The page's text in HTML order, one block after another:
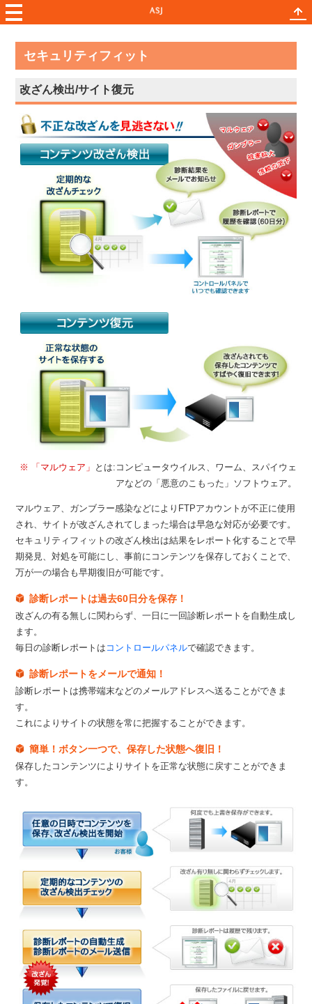
セキュリティフィット
改ざん検出/サイト復元
※ 「マルウェア」 とは:コンピュータウイルス、ワーム、スパイウェ
アなどの「悪意のこもった」ソフトウェア。
マルウェア、ガンブラー感染などによりFTPアカウントが不正に使用
され、サイトが改ざんされてしまった場合は早急な対応が必要です。
セキュリティフィットの改ざん検出は結果をレポート化することで早
期発見、対処を可能にし、事前にコンテンツを保存しておくことで、
万が一の場合も早期復旧が可能です。
診断レポートは過去60日分を保存！
改ざんの有る無しに関わらず、一日に一回診断レポートを自動生成し
ます。
毎日の診断レポートは コントロールパネルで確認できます。
診断レポートをメールで通知！
診断レポートは携帯端末などのメールアドレスへ送ることができま
す。
これによりサイトの状態を常に把握することができます。
簡単！ボタン一つで、保存した状態へ復旧！
保存したコンテンツによりサイトを正常な状態に戻すことができま
す。